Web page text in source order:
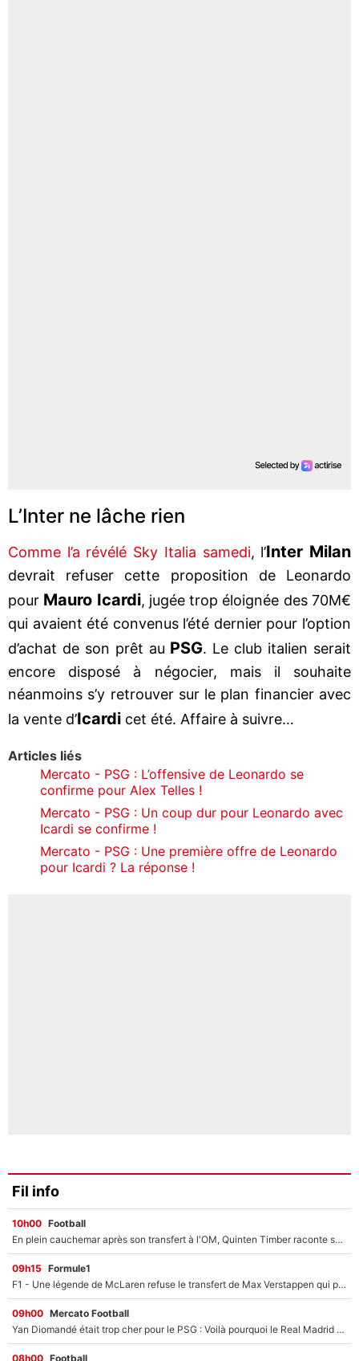
L’Inter ne lâche rien
Comme l’a révélé Sky Italia samedi, l’Inter Milan
devrait refuser cette proposition de Leonardo
pour Mauro Icardi, jugée trop éloignée des 70M€
qui avaient été convenus l’été dernier pour l’option
d’achat de son prêt au PSG. Le club italien serait
encore disposé à négocier, mais il souhaite
néanmoins s’y retrouver sur le plan financier avec
la vente d’Icardi cet été. Affaire à suivre…
Articles liés
Mercato - PSG : L’offensive de Leonardo se
confirme pour Alex Telles !
Mercato - PSG : Un coup dur pour Leonardo avec
Icardi se confirme !
Mercato - PSG : Une première offre de Leonardo
pour Icardi ? La réponse !
Fil info
10h00 Football
En plein cauchemar après son transfert à l'OM, Quinten Timber raconte ses doutes après sa signature à Marseille
09h15 Formule1
F1 - Une légende de McLaren refuse le transfert de Max Verstappen qui pourrait «faire des vagues» et plomber l'ambiance dans l'équipe
09h00 Mercato Football
Yan Diomandé était trop cher pour le PSG : Voilà pourquoi le Real Madrid a accepté de payer la somme record de 140M€ pour boucler son transfert !
08h00 Football